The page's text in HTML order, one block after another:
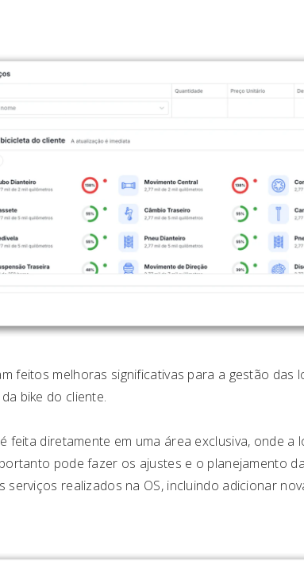
feitos melhoras significativas para a gestão das
bike do cliente.
feita diretamente em uma área exclusiva, onde a
pode fazer os ajustes e o planejamento
serviços realizados na OS, incluindo adicionar